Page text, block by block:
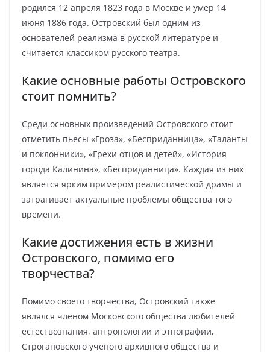
родился 12 апреля 1823 года в Москве и умер 14
июня 1886 года. Островский был одним из
основателей реализма в русской литературе и
считается классиком русского театра.
Какие основные работы Островского
стоит помнить?
Среди основных произведений Островского стоит
отметить пьесы «Гроза», «Бесприданница», «Таланты
и поклонники», «Грехи отцов и детей», «История
города Калинина», «Бесприданница». Каждая из них
является ярким примером реалистической драмы и
затрагивает актуальные проблемы общества того
времени.
Какие достижения есть в жизни
Островского, помимо его
творчества?
Помимо своего творчества, Островский также
являлся членом Московского общества любителей
естествознания, антропологии и этнографии,
Строгановского ученого архивного общества и